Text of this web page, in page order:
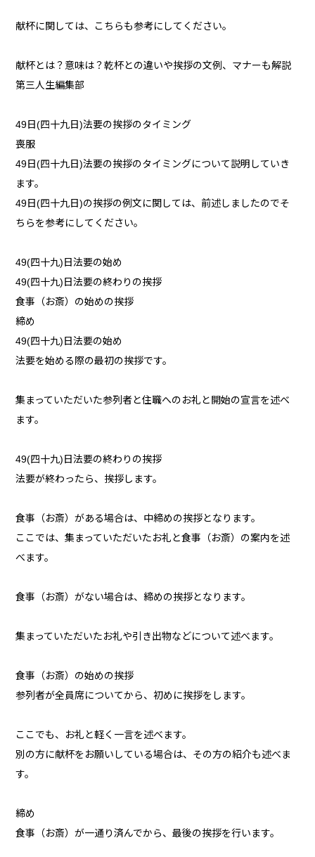
献杯に関しては、こちらも参考にしてください。
献杯とは？意味は？乾杯との違いや挨拶の文例、マナーも解説
第三人生編集部
49日(四十九日)法要の挨拶のタイミング
喪服
49日(四十九日)法要の挨拶のタイミングについて説明していき
ます。
49日(四十九日)の挨拶の例文に関しては、前述しましたのでそ
ちらを参考にしてください。
49(四十九)日法要の始め
49(四十九)日法要の終わりの挨拶
食事（お斎）の始めの挨拶
締め
49(四十九)日法要の始め
法要を始める際の最初の挨拶です。
集まっていただいた参列者と住職へのお礼と開始の宣言を述べ
ます。
49(四十九)日法要の終わりの挨拶
法要が終わったら、挨拶します。
食事（お斎）がある場合は、中締めの挨拶となります。
ここでは、集まっていただいたお礼と食事（お斎）の案内を述
べます。
食事（お斎）がない場合は、締めの挨拶となります。
集まっていただいたお礼や引き出物などについて述べます。
食事（お斎）の始めの挨拶
参列者が全員席についてから、初めに挨拶をします。
ここでも、お礼と軽く一言を述べます。
別の方に献杯をお願いしている場合は、その方の紹介も述べま
す。
締め
食事（お斎）が一通り済んでから、最後の挨拶を行います。